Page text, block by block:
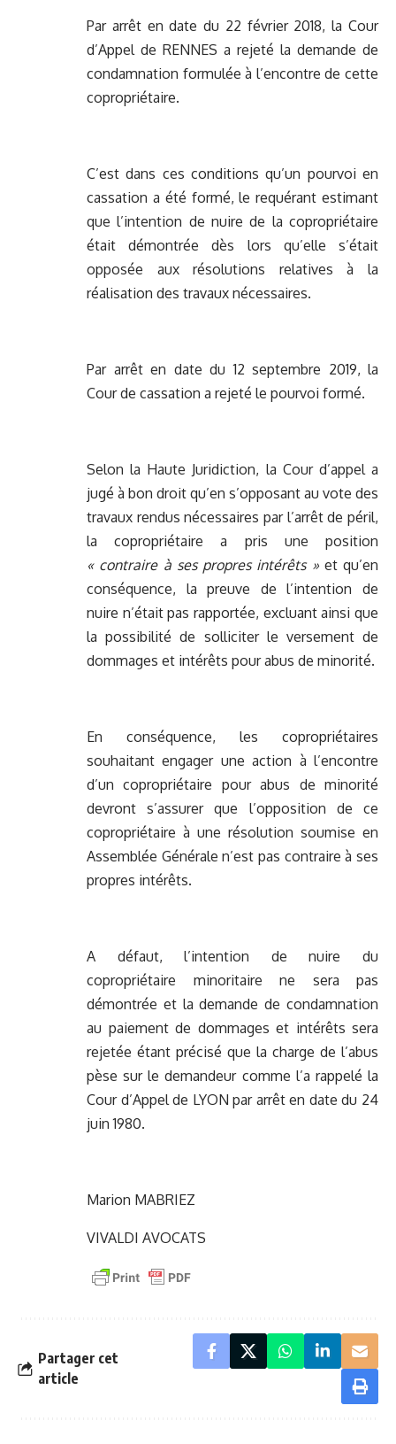
Par arrêt en date du 22 février 2018, la Cour
d’Appel de RENNES a rejeté la demande de
condamnation formulée à l’encontre de cette
copropriétaire.
C’est dans ces conditions qu’un pourvoi en
cassation a été formé, le requérant estimant
que l’intention de nuire de la copropriétaire
était démontrée dès lors qu’elle s’était
opposée aux résolutions relatives à la
réalisation des travaux nécessaires.
Par arrêt en date du 12 septembre 2019, la
Cour de cassation a rejeté le pourvoi formé.
Selon la Haute Juridiction, la Cour d’appel a
jugé à bon droit qu’en s’opposant au vote des
travaux rendus nécessaires par l’arrêt de péril,
la copropriétaire a pris une position
« contraire à ses propres intérêts »et qu’en
conséquence, la preuve de l’intention de
nuire n’était pas rapportée, excluant ainsi que
la possibilité de solliciter le versement de
dommages et intérêts pour abus de minorité.
En conséquence, les copropriétaires
souhaitant engager une action à l’encontre
d’un copropriétaire pour abus de minorité
devront s’assurer que l’opposition de ce
copropriétaire à une résolution soumise en
Assemblée Générale n’est pas contraire à ses
propres intérêts.
A défaut, l’intention de nuire du
copropriétaire minoritaire ne sera pas
démontrée et la demande de condamnation
au paiement de dommages et intérêts sera
rejetée étant précisé que la charge de l’abus
pèse sur le demandeur comme l’a rappelé la
Cour d’Appel de LYON par arrêt en date du 24
juin 1980.
Marion MABRIEZ
VIVALDI AVOCATS
Partager cet
article